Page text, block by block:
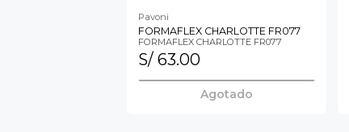
Pavoni
FORMAFLEX CHARLOTTE FR077
FORMAFLEX CHARLOTTE FR077
S/ 63.00
Agotado